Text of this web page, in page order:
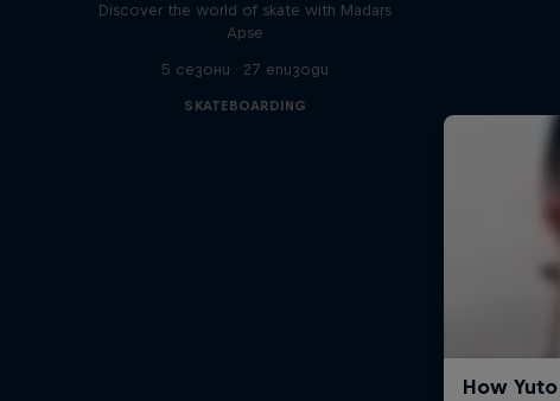
Discover the world of skate with Madars
Apse
5 сезони · 27 епизоди
SKATEBOARDING